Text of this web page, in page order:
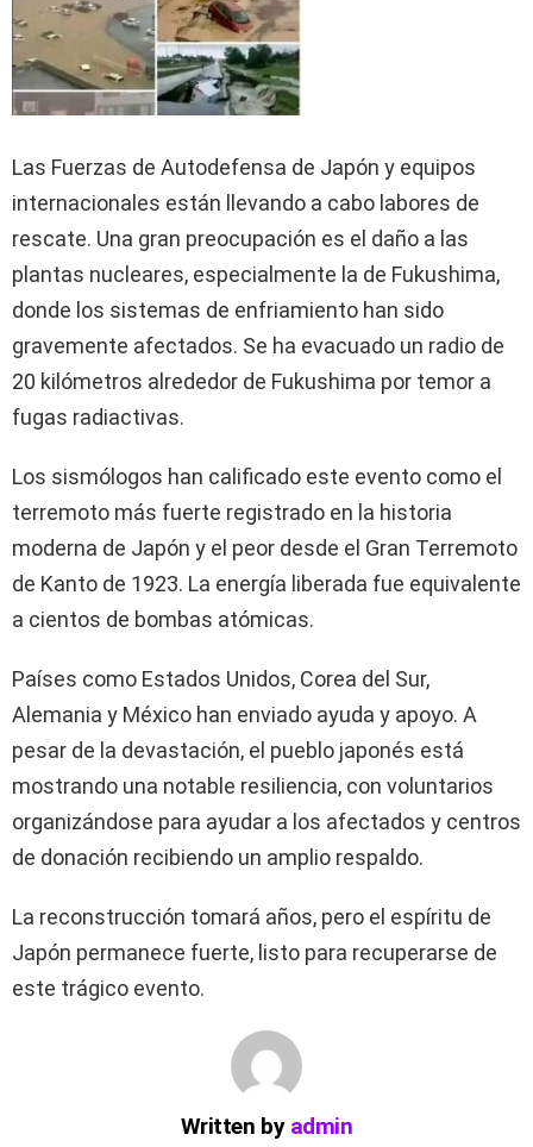
Las Fuerzas de Autodefensa de Japón y equipos
internacionales están llevando a cabo labores de
rescate. Una gran preocupación es el daño a las
plantas nucleares, especialmente la de Fukushima,
donde los sistemas de enfriamiento han sido
gravemente afectados. Se ha evacuado un radio de
20 kilómetros alrededor de Fukushima por temor a
fugas radiactivas.
Los sismólogos han calificado este evento como el
terremoto más fuerte registrado en la historia
moderna de Japón y el peor desde el Gran Terremoto
de Kanto de 1923. La energía liberada fue equivalente
a cientos de bombas atómicas.
Países como Estados Unidos, Corea del Sur,
Alemania y México han enviado ayuda y apoyo. A
pesar de la devastación, el pueblo japonés está
mostrando una notable resiliencia, con voluntarios
organizándose para ayudar a los afectados y centros
de donación recibiendo un amplio respaldo.
La reconstrucción tomará años, pero el espíritu de
Japón permanece fuerte, listo para recuperarse de
este trágico evento.
Written by admin